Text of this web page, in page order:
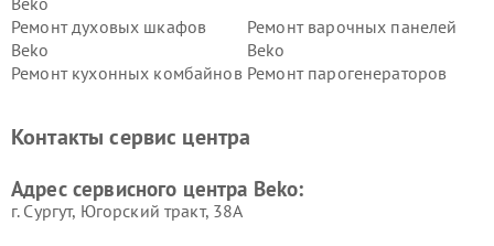
Ремонт духовых шкафов
Beko
Ремонт варочных панелей
Beko
Ремонт кухонных комбайнов Ремонт парогенераторов
Ремонт холодильников Beko Ремонт морозильных камер
Контакты сервис центра
Адрес сервисного центра Beko:
г. Сургут, Югорский тракт, 38А